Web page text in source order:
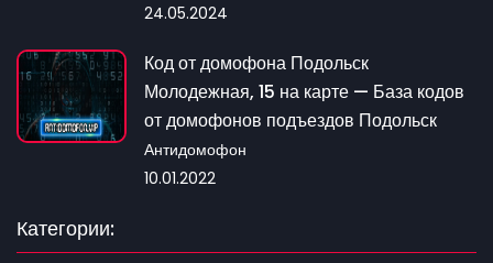
24.05.2024
Код от домофона Подольск
Молодежная, 15 на карте — База кодов
от домофонов подъездов Подольск
Антидомофон
10.01.2022
Категории: